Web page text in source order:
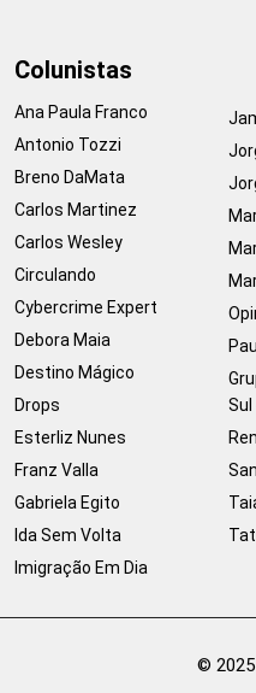
Colunistas
Ana Paula Franco
Antonio Tozzi
Breno DaMata
Carlos Martinez
Carlos Wesley
Circulando
Cybercrime Expert
Debora Maia
Destino Mágico
Drops
Esterliz Nunes
Franz Valla
Gabriela Egito
Ida Sem Volta
Imigração Em Dia
Sul
© 2025